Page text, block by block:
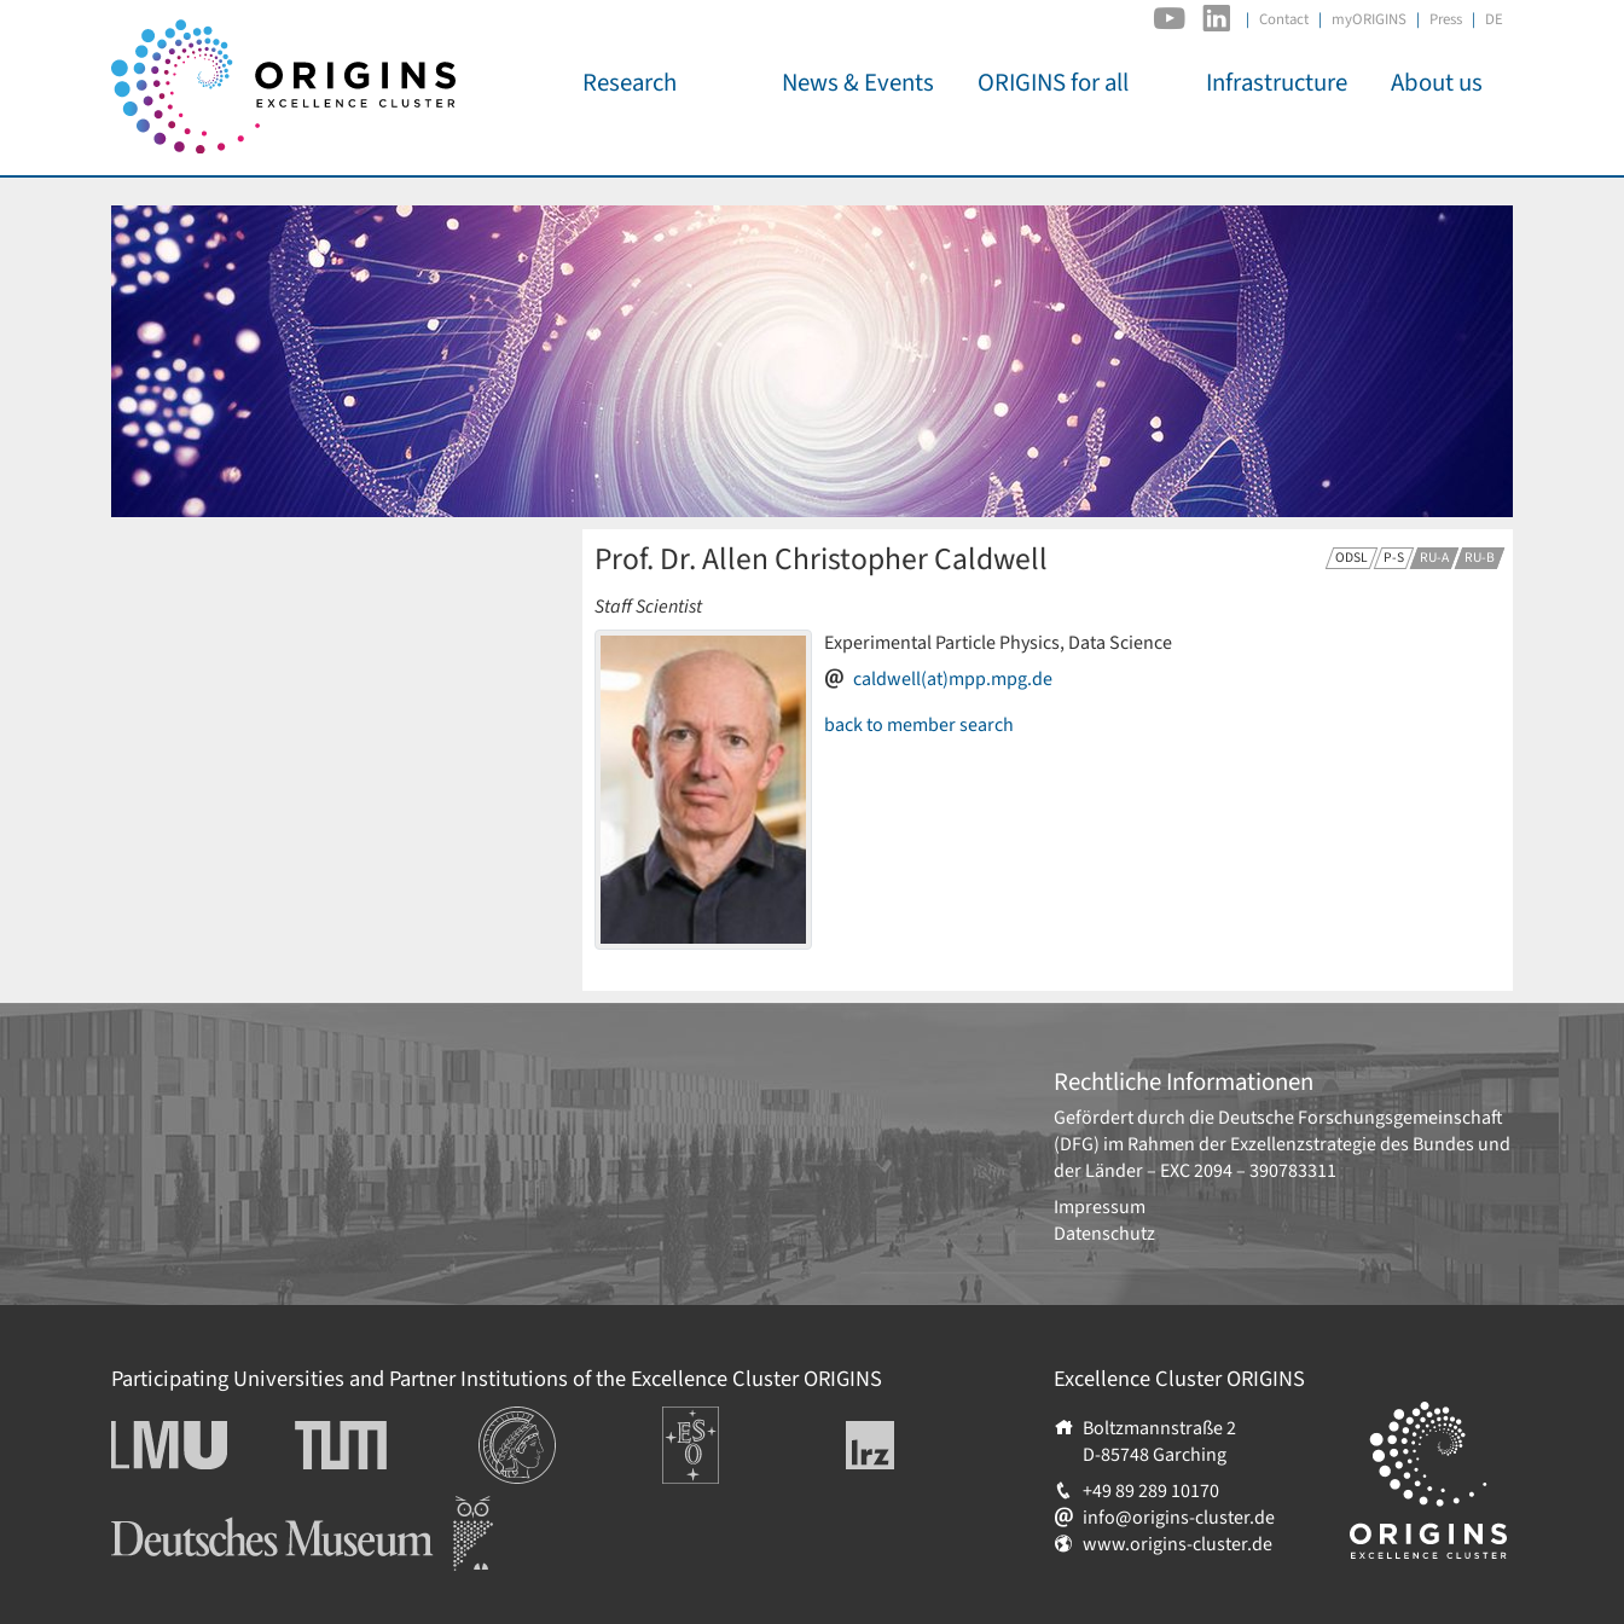
| Contact myORIGINS Press DE
Research
Workshop Support
Seed Projects
Research Partners
Publications
News & Events
Public Events
Important Dates
ORIGINS for all
Wissenschaft für
jedermann
Für Schulen
Lecture Pool
Infrastructure
ODSL / ODC
D-Hub
CORE
About us
Panels
ODSL P-S RU-A RU-B
Prof. Dr. Allen Christopher Caldwell
Staff Scientist
Experimental Particle Physics, Data Science
caldwell(at)mpp.mpg.de
back to member search
Rechtliche Informationen
Gefördert durch dieDeutsche Forschungsgemeinschaft
(DFG) im Rahmen der Exzellenzstrategie des Bundes und
der Länder – EXC 2094 – 390783311
Impressum
Datenschutz
Participating Universities and Partner Institutions of the Excellence ClusterORIGINS
Ludwig-Maximilians-
Universität München
Technische Universität
München
Institutions
Europäische
Südsternwarte
Leibniz-
Rechenzentrum
Excellence ClusterORIGINS
Boltzmannstraße 2
D-85748Garching
+49 89 289 10170
info@origins-cluster.de
www.origins-cluster.de